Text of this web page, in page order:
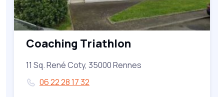
Coaching Triathlon
11 Sq. René Coty, 35000 Rennes
06 22 28 17 32